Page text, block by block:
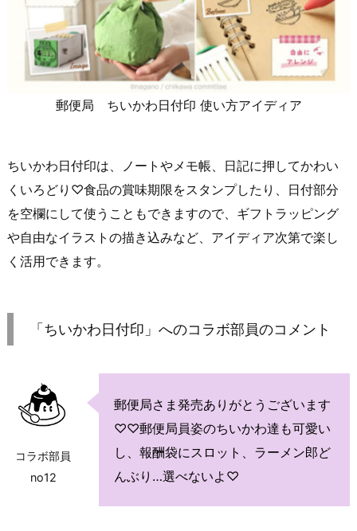
郵便局 ちいかわ日付印 使い方アイディア
ちいかわ日付印は、ノートやメモ帳、日記に押してかわい
くいろどり♡食品の賞味期限をスタンプしたり、日付部分
を空欄にして使うこともできますので、ギフトラッピング
や自由なイラストの描き込みなど、アイディア次第で楽し
く活用できます。
「ちいかわ日付印」へのコラボ部員のコメント
コラボ部員
no12
郵便局さま発売ありがとうございます
♡♡郵便局員姿のちいかわ達も可愛い
し、報酬袋にスロット、ラーメン郎ど
んぶり…選べないよ♡